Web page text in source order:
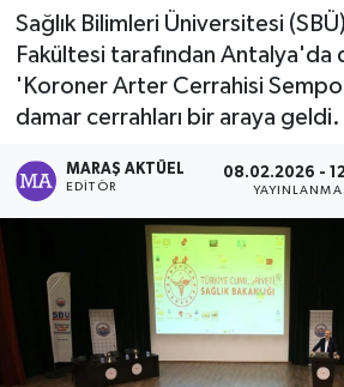
Sağlık Bilimleri Üniversitesi
Fakültesi tarafından Antalya'da
'Koroner Arter Cerrahisi
damar cerrahları bir araya geldi.
MARAŞ AKTÜEL
EDITÖR
08.02.2026 -
YAYINLANMA
Eğitim
Dünya
Haber Arşivi